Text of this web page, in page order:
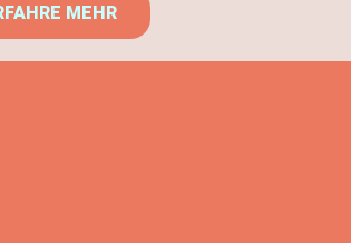
MEHR